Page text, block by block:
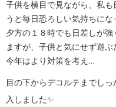
子供を横目で見ながら、私
うと毎日恐ろしい気持ちにな
夕方の１８時でも日差しが
ますが、子供と気にせず遊ぶ
今年はより対策を考え…
目の下からデコルテまでしっ
入しました✨